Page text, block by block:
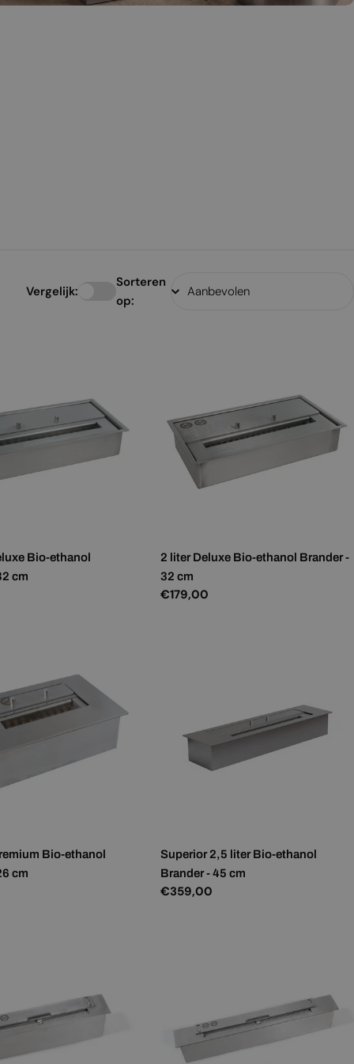
Vergelijk:
Sorteren
op:
Bio-ethanol
cm
2 liter Deluxe Bio-ethanol Brander -
32 cm
Normale
€179,00
Bio-ethanol
cm
Superior 2,5 liter Bio-ethanol
Brander - 45 cm
Normale
€359,00